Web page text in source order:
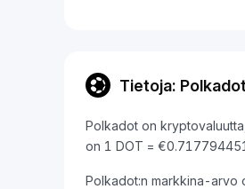
Tietoja:
Polkadot on
on 1 DOT =
Polkadot:n markkina-arvo